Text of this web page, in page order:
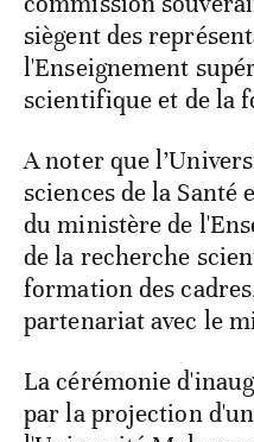
siègent des
l'Enseignement
scientifique et de la
A noter que
sciences de la Santé
du ministère de
de la recherche
formation des
partenariat avec le
La cérémonie
par la projection